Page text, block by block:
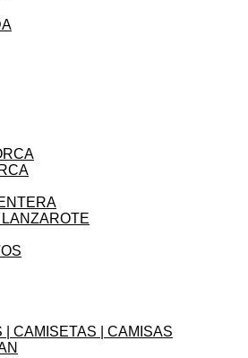
| CAMISETAS | CAMISAS